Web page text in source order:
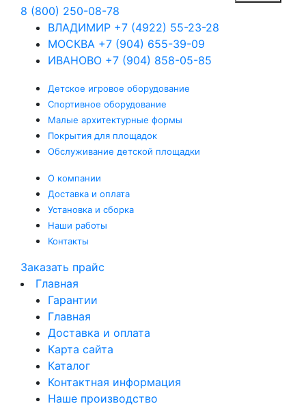
8 (800) 250-08-78
ВЛАДИМИР +7 (4922) 55-23-28
МОСКВА +7 (904) 655-39-09
ИВАНОВО +7 (904) 858-05-85
Детское игровое оборудование
Спортивное оборудование
Малые архитектурные формы
Покрытия для площадок
Обслуживание детской площадки
О компании
Доставка и оплата
Установка и сборка
Наши работы
Контакты
Заказать прайс
Главная
Гарантии
Главная
Доставка и оплата
Карта сайта
Каталог
Контактная информация
Наше производство